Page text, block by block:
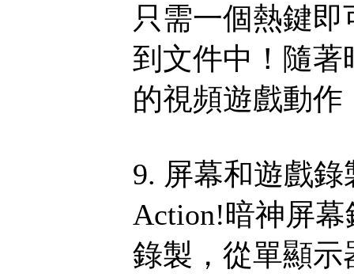
只需一個熱鍵
到文件中！隨
的視頻遊戲動作
9. 屏幕和遊戲
Action!暗神屏
錄製，從單顯示